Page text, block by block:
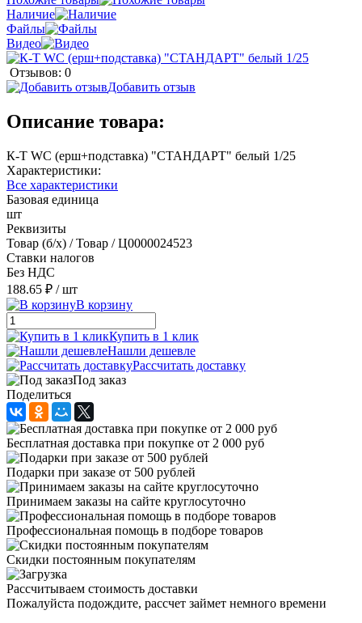
Наличие
Файлы
Видео
Отзывов: 0
Добавить отзыв
Описание товара:
К-Т WC (ерш+подставка) "СТАНДАРТ" белый 1/25
Характеристики:
Все характеристики
Базовая единица
шт
Реквизиты
Товар (б/х) / Товар / Ц0000024523
Ставки налогов
Без НДС
188.65 ₽ / шт
В корзину
Купить в 1 клик
Нашли дешевле
Рассчитать доставку
Под заказ
Поделиться
Бесплатная доставка при покупке от 2 000 руб
Подарки при заказе от 500 рублей
Принимаем заказы на сайте круглосуточно
Профессиональная помощь в подборе товаров
Скидки постоянным покупателям
Рассчитываем стоимость доставки
Пожалуйста подождите, рассчет займет немного времени